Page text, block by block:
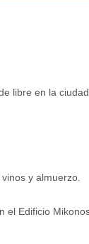
libre en la
y almuerzo.
Edificio